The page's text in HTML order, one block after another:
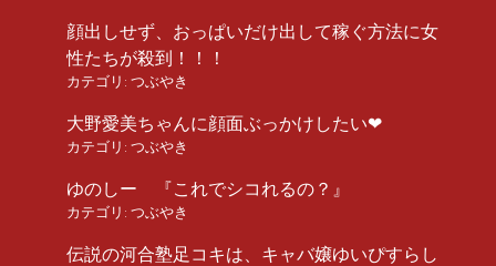
顔出しせず、おっぱいだけ出して稼ぐ方法に女
性たちが殺到！！！
カテゴリ: つぶやき
大野愛美ちゃんに顔面ぶっかけしたい❤︎
カテゴリ: つぶやき
ゆのしー 『これでシコれるの？』
カテゴリ: つぶやき
伝説の河合塾足コキは、キャバ嬢ゆいぴすらし